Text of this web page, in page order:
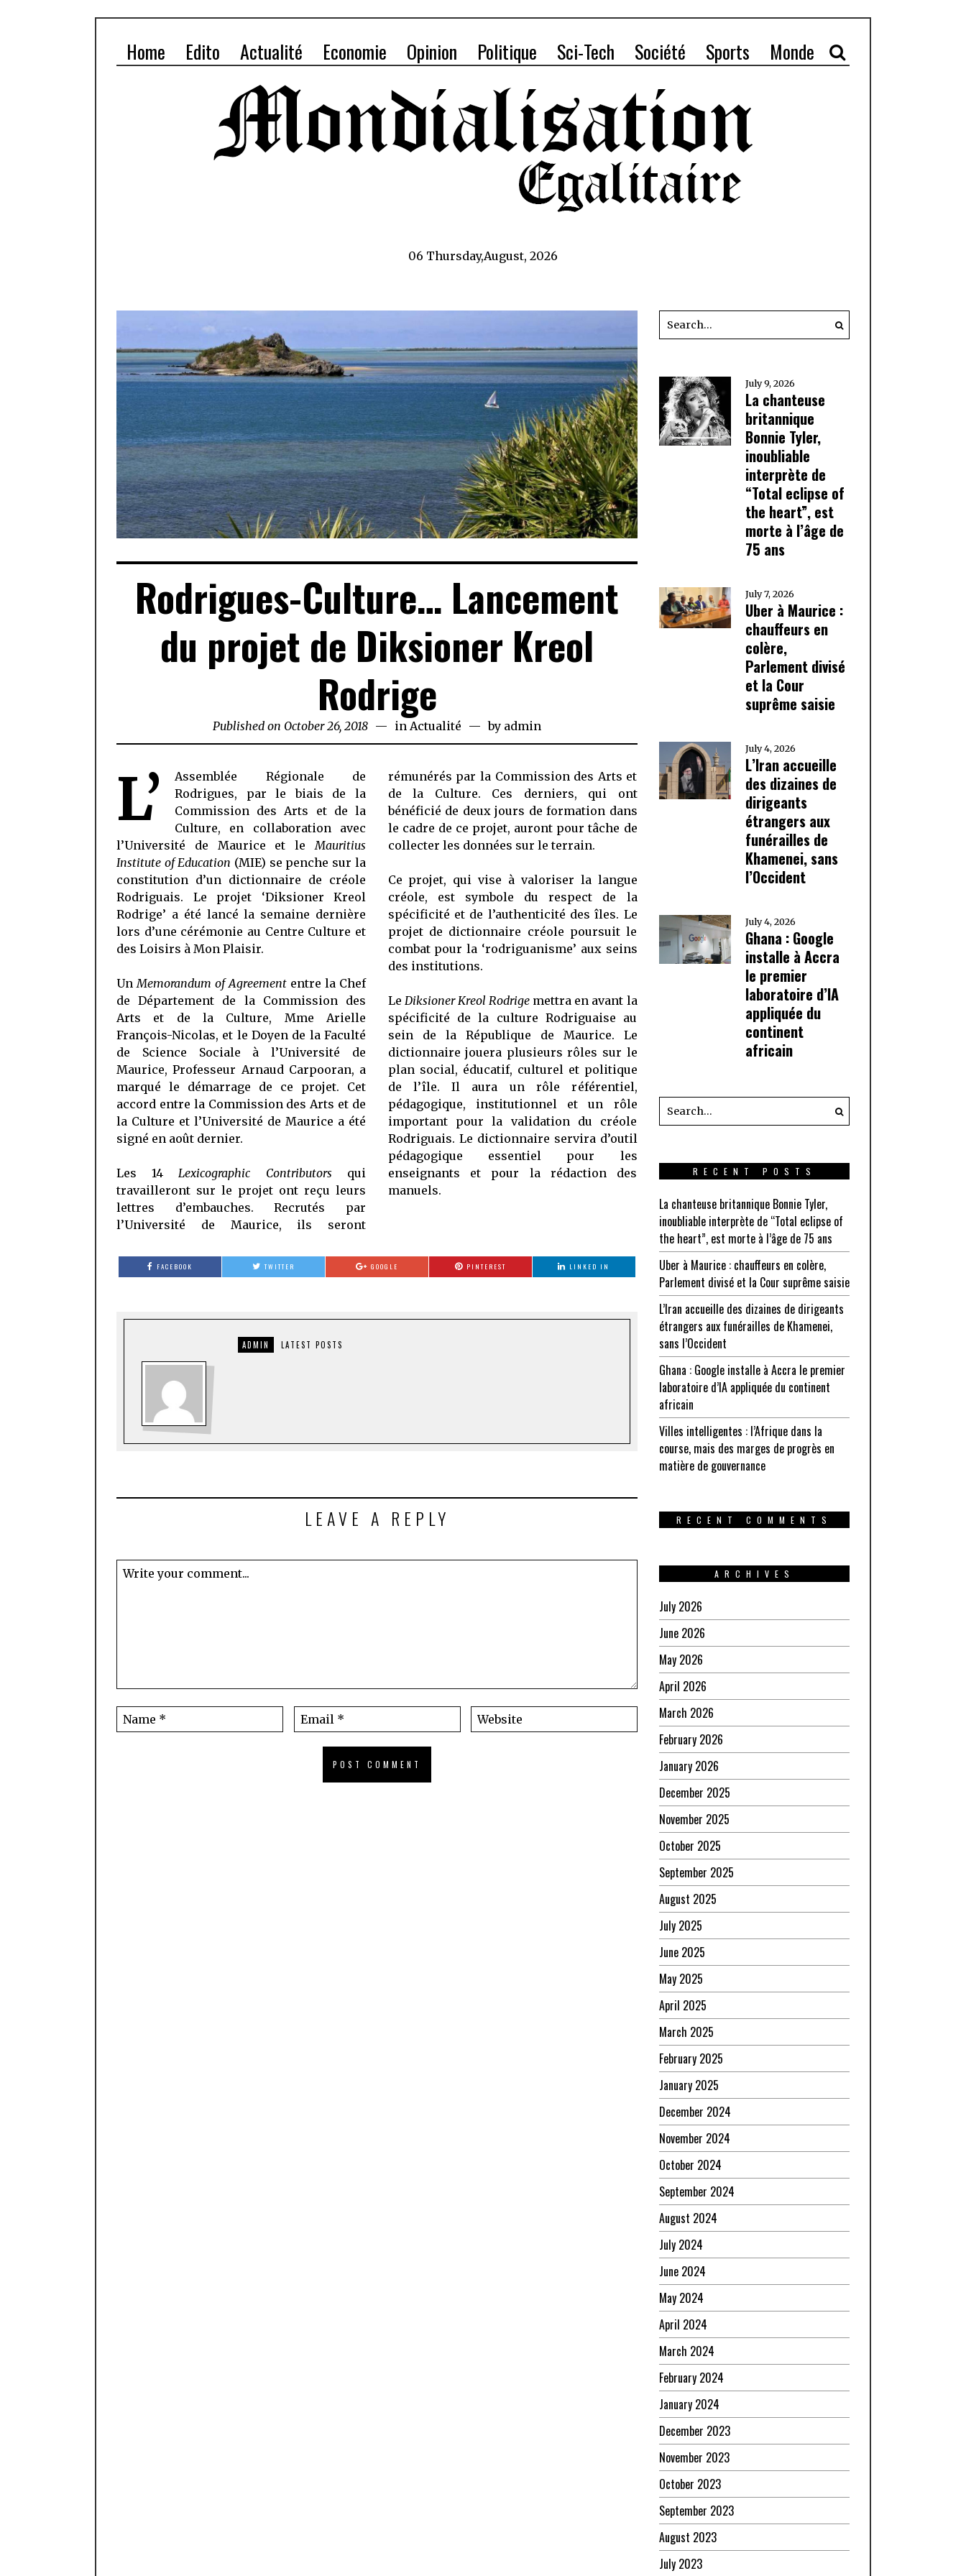
Home Edito Actualité Economie Opinion Politique Sci-Tech Société Sports Monde
06 Thursday,August, 2026
Rodrigues-Culture… Lancement
du projet de Diksioner Kreol
Rodrige
Published on October 26, 2018 in Actualité by admin
L’
Assemblée Régionale de
Rodrigues, par le biais de la
Commission des Arts et de la
Culture, en collaboration avec
l’Université de Maurice et leMauritius
Institute of Education (MIE) se penche sur la
constitution d’un dictionnaire de créole
Rodriguais. Le projet ‘Diksioner Kreol
Rodrige’ a été lancé la semaine dernière
lors d’une cérémonie au Centre Culture et
des Loisirs à Mon Plaisir.
UnMemorandum of Agreement entre la Chef
de Département de la Commission des
Arts et de la Culture, Mme Arielle
François-Nicolas, et le Doyen de la Faculté
de Science Sociale à l’Université de
Maurice, Professeur Arnaud Carpooran, a
marqué le démarrage de ce projet. Cet
accord entre la Commission des Arts et de
la Culture et l’Université de Maurice a été
signé en août dernier.
Les 14 Lexicographic Contributors qui
travailleront sur le projet ont reçu leurs
lettres d’embauches. Recrutés par
l’Université de Maurice, ils seront
rémunérés par la Commission des Arts et
de la Culture. Ces derniers, qui ont
bénéficié de deux jours de formation dans
le cadre de ce projet, auront pour tâche de
collecter les données sur le terrain.
Ce projet, qui vise à valoriser la langue
créole, est symbole du respect de la
spécificité et de l’authenticité des îles. Le
projet de dictionnaire créole poursuit le
combat pour la ‘rodriguanisme’ aux seins
des institutions.
Le Diksioner Kreol Rodrige mettra en avant la
spécificité de la culture Rodriguaise au
sein de la République de Maurice. Le
dictionnaire jouera plusieurs rôles sur le
plan social, éducatif, culturel et politique
de l’île. Il aura un rôle référentiel,
pédagogique, institutionnel et un rôle
important pour la validation du créole
Rodriguais. Le dictionnaire servira d’outil
pédagogique essentiel pour les
enseignants et pour la rédaction des
manuels.
FACEBOOK TWITTER GOOGLE PINTEREST LINKED IN
ADMIN LATEST POSTS
LEAVE A REPLY
July 9, 2026
La chanteuse
britannique
Bonnie Tyler,
inoubliable
interprète de
“Total eclipse of
the heart”, est
morte à l’âge de
75 ans
July 7, 2026
Uber à Maurice :
chauffeurs en
colère,
Parlement divisé
et la Cour
suprême saisie
July 4, 2026
L’Iran accueille
des dizaines de
dirigeants
étrangers aux
funérailles de
Khamenei, sans
l’Occident
July 4, 2026
Ghana : Google
installe à Accra
le premier
laboratoire d’IA
appliquée du
continent
africain
RECENT POSTS
La chanteuse britannique Bonnie Tyler,
inoubliable interprète de “Total eclipse of
the heart”, est morte à l’âge de 75 ans
Uber à Maurice : chauffeurs en colère,
Parlement divisé et la Cour suprême saisie
L’Iran accueille des dizaines de dirigeants
étrangers aux funérailles de Khamenei,
sans l’Occident
Ghana : Google installe à Accra le premier
laboratoire d’IA appliquée du continent
africain
Villes intelligentes : l’Afrique dans la
course, mais des marges de progrès en
matière de gouvernance
RECENT COMMENTS
ARCHIVES
July 2026
June 2026
May 2026
April 2026
March 2026
February 2026
January 2026
December 2025
November 2025
October 2025
September 2025
August 2025
July 2025
June 2025
May 2025
April 2025
March 2025
February 2025
January 2025
December 2024
November 2024
October 2024
September 2024
August 2024
July 2024
June 2024
May 2024
April 2024
March 2024
February 2024
January 2024
December 2023
November 2023
October 2023
September 2023
August 2023
July 2023